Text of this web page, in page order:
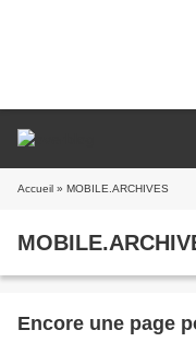
Accueil » MOBILE.ARCHIVES